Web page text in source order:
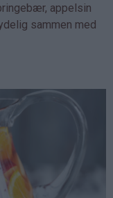
appelsin
sammen med